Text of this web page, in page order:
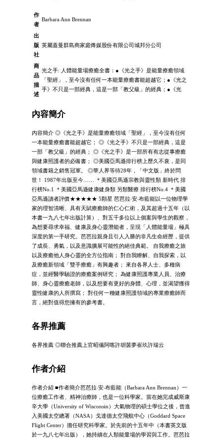
作
者
Barbara Ann Brennan
出
版
社
英屬蓋曼群島商家庭傳媒股份有限公司城邦分公司
商
品
描
述
光之手: 人體能量場療癒全書：●《光之手》是能量療癒領域
「聖經」，至今沒有任何一本能量療癒書能超越它；●《光之
手》不只是一部經典，這是一部「教父級」的經典；●《光
內容簡介
內容簡介 ◎《光之手》是能量療癒領域「聖經」，至今沒有任何
一本能量療癒書能超越它； ◎《光之手》不只是一部經典，這是
一部「教父級」的經典； ◎《光之手》是一部所有有志從事療癒
與健康照護者的必備書； ◎美國亞馬遜排行榜上歷久不衰，是同
領域書籍之銷售冠軍。 ◎華人界等待28年，「中文版」終於問
世！ 1987年出版至今…… ＊美國亞馬遜宗教與靈性類 新時代 排
行榜No.1 ＊美國亞馬遜健康健身類 另類醫療 排行榜No.4 ＊美國
亞馬遜讀者評價★★★★★ 5顆星 芭芭拉‧安‧布藍能以一位物理學
家的理智清晰、具有天賦療癒師的仁心仁術，及其超過十五年（以
本書一九八七年出版計算）、對五千多位以上個案與學生的觀察，
為想要尋求幸福、健康及身心靈潛能者，呈現「人體能量場」極具
深度的第一手研究。芭芭拉親身且引人入勝的非凡生命經歷，提供
了成長、勇氣，以及意識擴展可能性的絕佳典範。 自我療癒之旅
以及療癒他人身心靈的全方位指南； 對自我瞭解、自我探索，以
及療癒新領域「雙手療癒」有興趣者； 來自各界人士、多種病
症，並經醫學驗證的療癒案例研究； 為健康照護專業人員、治療
師、身心靈療癒老師，以及想要有更好的身體、心理，並渴望獲得
靈性健康的人所撰寫； 對任何一種健康照護領域的專業療癒師而
言，絕對值得您擁有的參考書。
各界推薦
各界推薦 ◎聯合推薦上官昭儀阿喀許胡茵夢崔玖許瑞云
作者介紹
作者介紹 ■作者簡介芭芭拉‧安‧布藍能（Barbara Ann Brennan）一
位療癒工作者、精神治療師，也是一位科學家。當在她完成威斯康
辛大學（University of Wisconsin）大氣物理的碩士學位之後，曾進
入美國太空總署（NASA）戈達德太空飛航中心（Goddard Space
Flight Center）擔任研究科學家。於先前的十五年中（本書英文版
於一九八七年出版），她持續在人類能量場的學習與工作。芭芭拉